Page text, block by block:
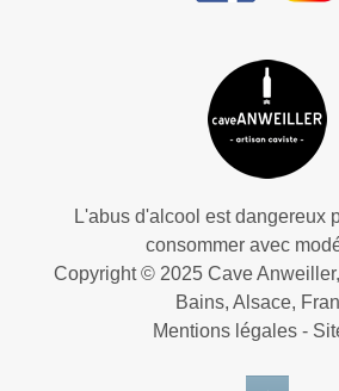
L'abus d'alcool est dangereux
consommer avec
Copyright © 2025 Cave
Bains, Alsace,
Mentions légales-